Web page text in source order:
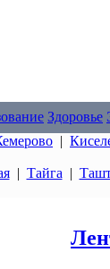
Здоровье
|
| Тайга |